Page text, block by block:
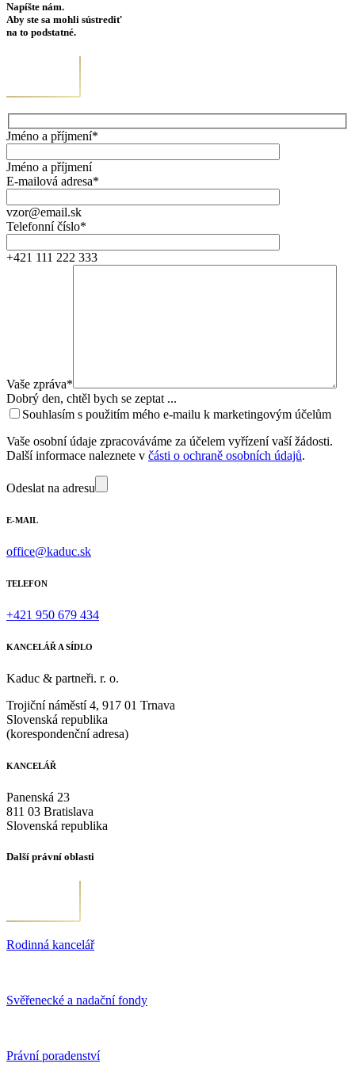
Napíšte nám.
Aby ste sa mohli sústrediť
na to podstatné.
Jméno a příjmení*
Jméno a příjmení
E-mailová adresa*
vzor@email.sk
Telefonní číslo*
+421 111 222 333
Vaše zpráva*
Dobrý den, chtěl bych se zeptat ...
Souhlasím s použitím mého e-mailu k marketingovým účelům
Vaše osobní údaje zpracováváme za účelem vyřízení vaší žádosti.
Další informace naleznete v části o ochraně osobních údajů.
Odeslat na adresu
E-MAIL
office@kaduc.sk
TELEFON
+421 950 679 434
KANCELÁŘ A SÍDLO
Kaduc & partneři. r. o.
Trojiční náměstí 4, 917 01 Trnava
Slovenská republika
(korespondenční adresa)
KANCELÁŘ
Panenská 23
811 03 Bratislava
Slovenská republika
Další právní oblasti
Rodinná kancelář
Svěřenecké a nadační fondy
Právní poradenství